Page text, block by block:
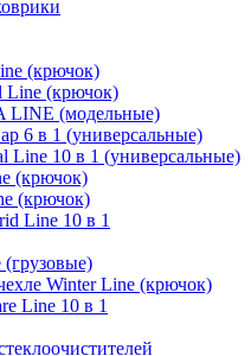
(крючок)
Line (крючок)
LINE (модельные)
6 в 1 (универсальные)
Line 10 в 1 (универсальные)
(крючок)
(крючок)
Line 10 в 1
Winter Line (крючок)
Line 10 в 1